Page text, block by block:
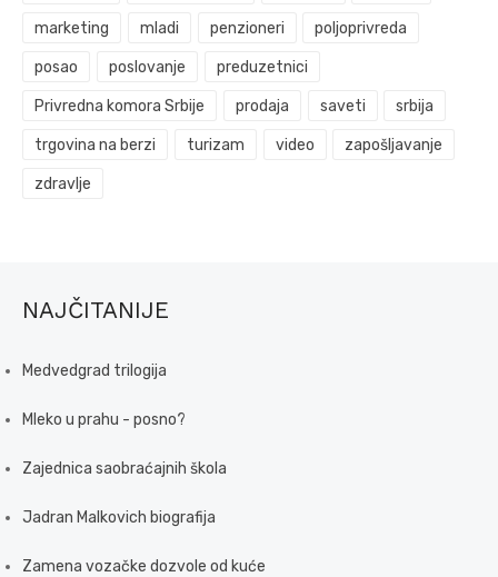
marketing mladi penzioneri poljoprivreda
posao poslovanje preduzetnici
Privredna komora Srbije prodaja saveti srbija
trgovina na berzi turizam video zapošljavanje
zdravlje
NAJČITANIJE
Medvedgrad trilogija
Mleko u prahu - posno?
Zajednica saobraćajnih škola
Jadran Malkovich biografija
Zamena vozačke dozvole od kuće